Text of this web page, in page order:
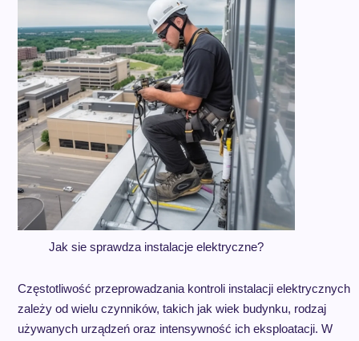
Jak sie sprawdza instalacje elektryczne?
Częstotliwość przeprowadzania kontroli instalacji elektrycznych
zależy od wielu czynników, takich jak wiek budynku, rodzaj
używanych urządzeń oraz intensywność ich eksploatacji. W